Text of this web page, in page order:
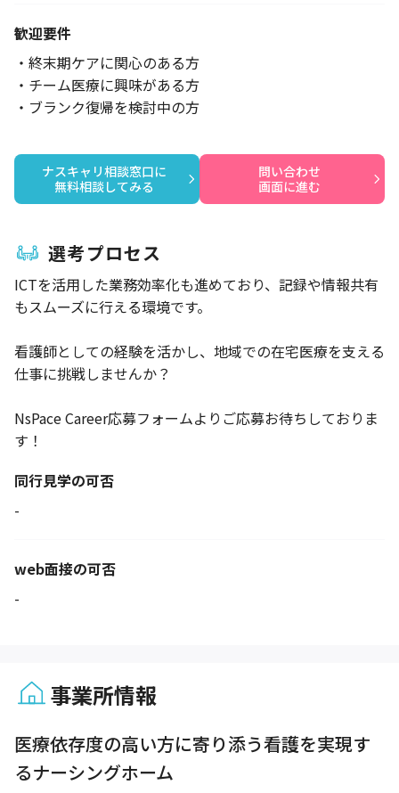
歓迎要件
・終末期ケアに関心のある方
・チーム医療に興味がある方
・ブランク復帰を検討中の方
ナスキャリ相談窓口に
無料相談してみる
問い合わせ
画面に進む
選考プロセス
ICTを活用した業務効率化も進めており、記録や情報共有
もスムーズに行える環境です。
看護師としての経験を活かし、地域での在宅医療を支える
仕事に挑戦しませんか？
NsPace Career応募フォームよりご応募お待ちしておりま
す！
同行見学の可否
-
web面接の可否
-
事業所情報
医療依存度の高い方に寄り添う看護を実現す
るナーシングホーム